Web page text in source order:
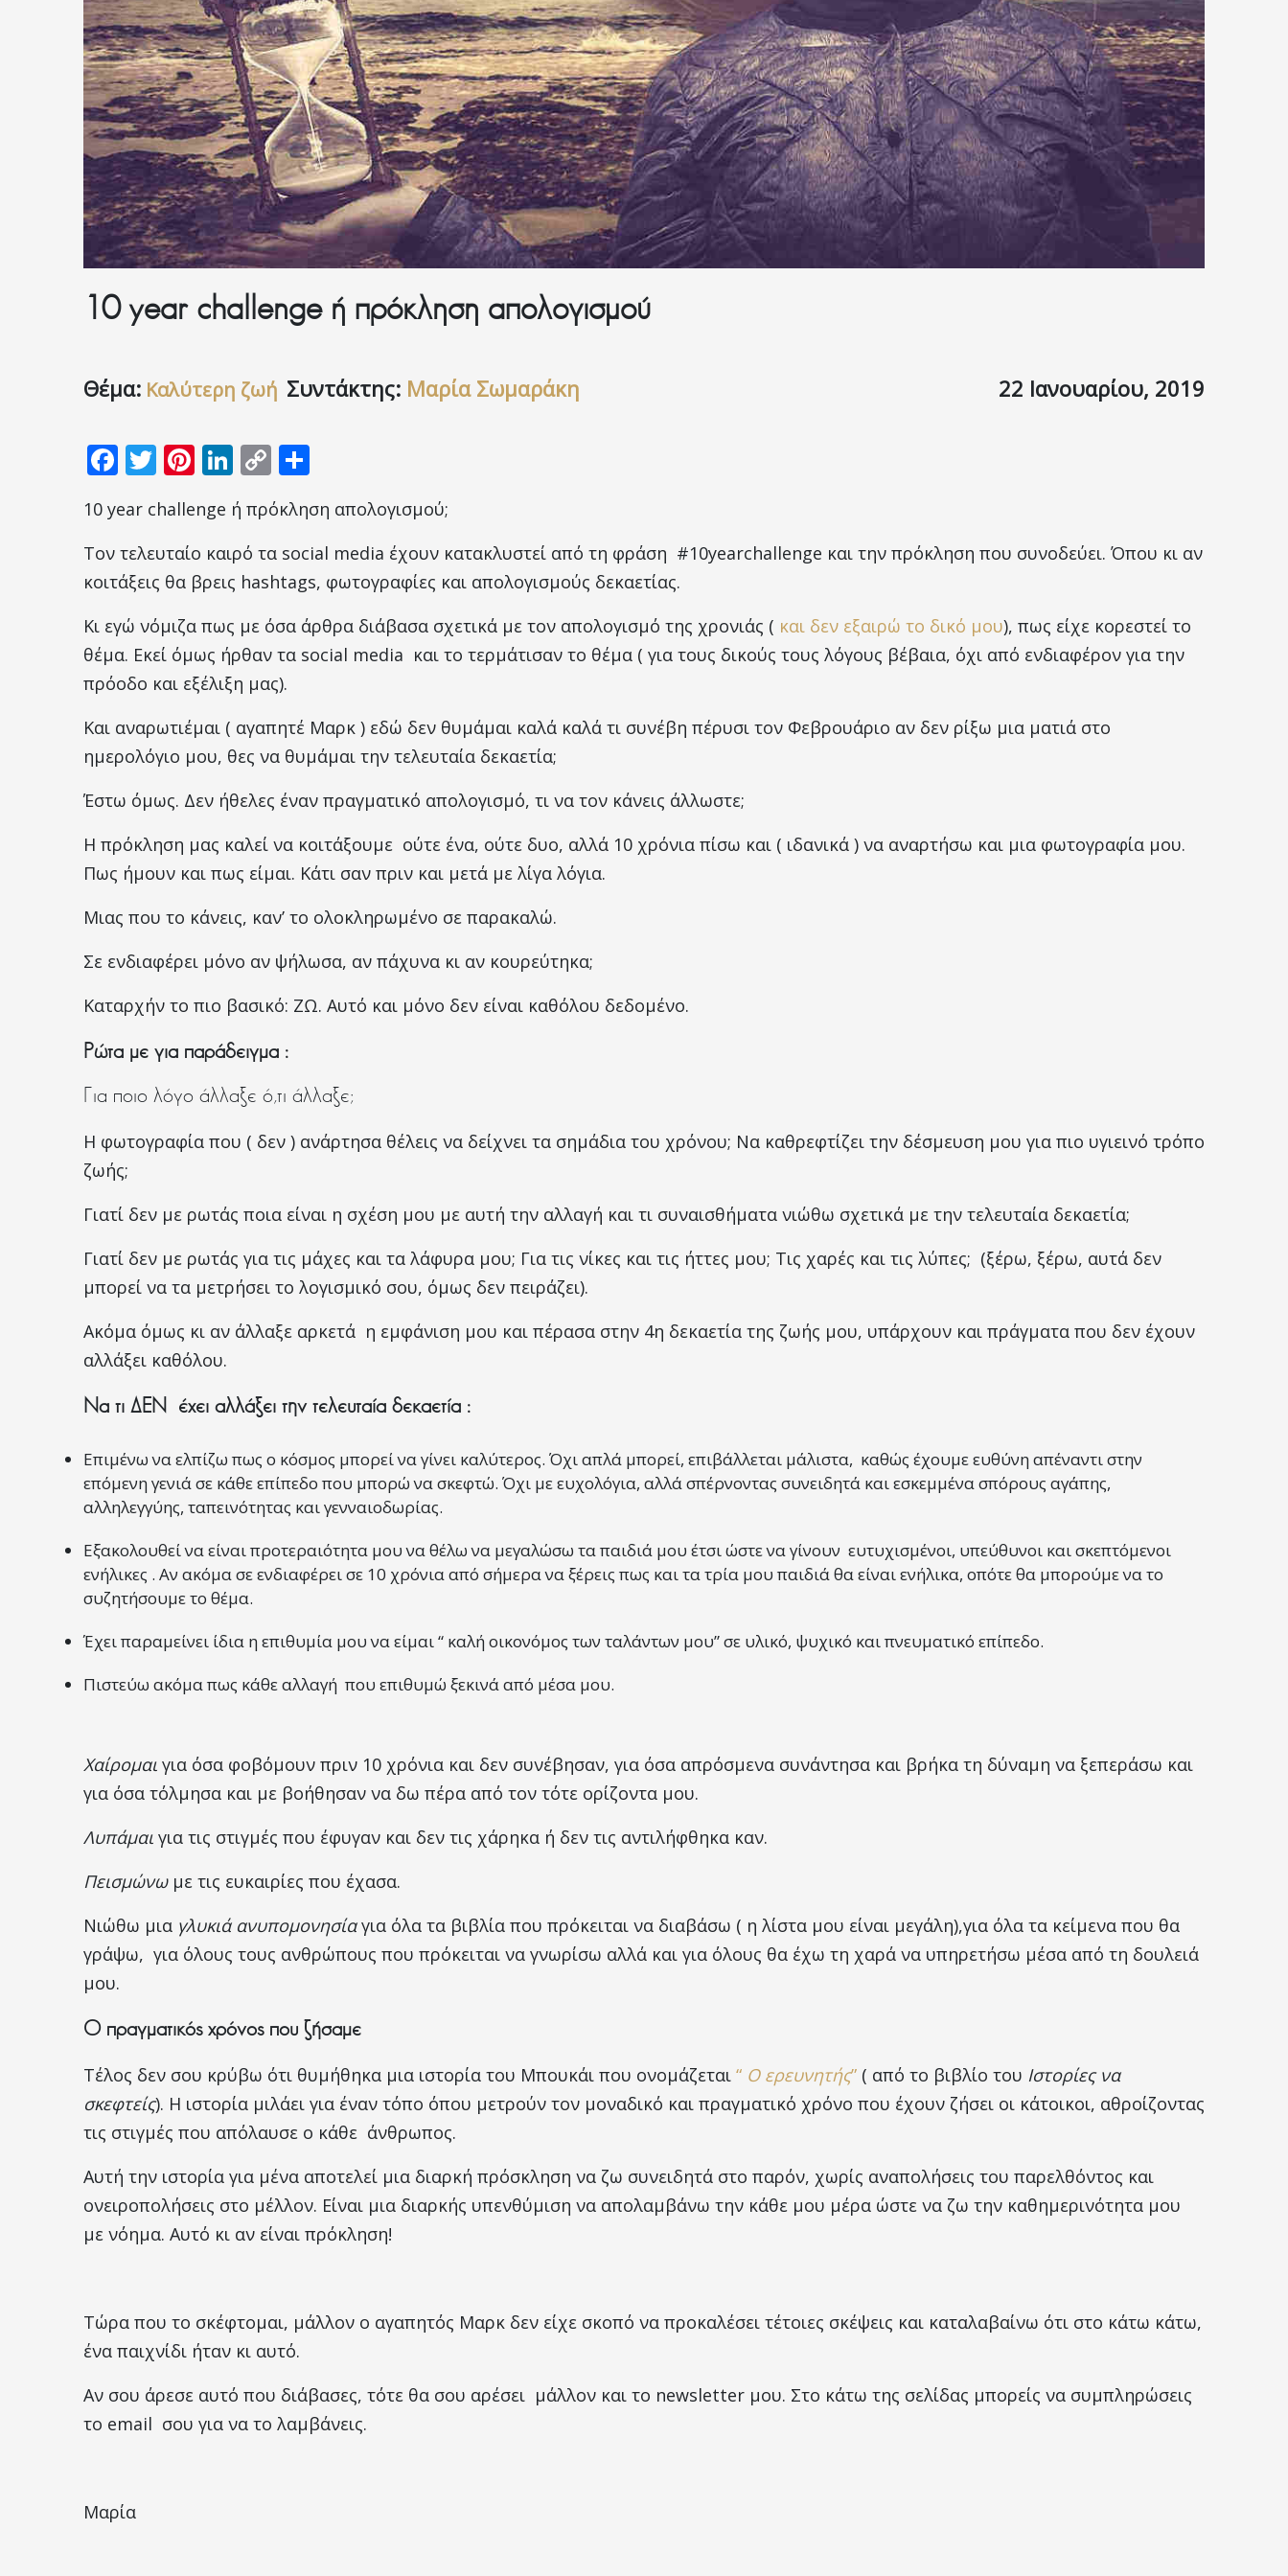
Επικοινωνία
10 year challenge ή πρόκληση απολογισμού
Θέμα: Καλύτερη ζωή Συντάκτης: Μαρία Σωμαράκη 22 Ιανουαρίου, 2019
Facebook
TwitterPinterest
LinkedIn
Copy
10 year challenge ή πρόκληση απολογισμού;
Τον τελευταίο καιρό τα social media έχουν κατακλυστεί από τη φράση #10yearchallenge και την πρόκληση που συνοδεύει. Όπου κι αν
κοιτάξεις θα βρεις hashtags, φωτογραφίες και απολογισμούς δεκαετίας.
Κι εγώ νόμιζα πως με όσα άρθρα διάβασα σχετικά με τον απολογισμό της χρονιάς ( και δεν εξαιρώ το δικό μου), πως είχε κορεστεί το
θέμα. Εκεί όμως ήρθαν τα social media και το τερμάτισαν το θέμα ( για τους δικούς τους λόγους βέβαια, όχι από ενδιαφέρον για την
πρόοδο και εξέλιξη μας).
Και αναρωτιέμαι ( αγαπητέ Μαρκ ) εδώ δεν θυμάμαι καλά καλά τι συνέβη πέρυσι τον Φεβρουάριο αν δεν ρίξω μια ματιά στο
ημερολόγιο μου, θες να θυμάμαι την τελευταία δεκαετία;
Έστω όμως. Δεν ήθελες έναν πραγματικό απολογισμό, τι να τον κάνεις άλλωστε;
Η πρόκληση μας καλεί να κοιτάξουμε ούτε ένα, ούτε δυο, αλλά 10 χρόνια πίσω και ( ιδανικά ) να αναρτήσω και μια φωτογραφία μου.
Πως ήμουν και πως είμαι. Κάτι σαν πριν και μετά με λίγα λόγια.
Μιας που το κάνεις, καν’ το ολοκληρωμένο σε παρακαλώ.
Σε ενδιαφέρει μόνο αν ψήλωσα, αν πάχυνα κι αν κουρεύτηκα;
Καταρχήν το πιο βασικό: ΖΩ. Αυτό και μόνο δεν είναι καθόλου δεδομένο.
Ρώτα με για παράδειγμα :
Για ποιο λόγο άλλαξε ό,τι άλλαξε;
Η φωτογραφία που ( δεν ) ανάρτησα θέλεις να δείχνει τα σημάδια του χρόνου; Να καθρεφτίζει την δέσμευση μου για πιο υγιεινό τρόπο
ζωής;
Γιατί δεν με ρωτάς ποια είναι η σχέση μου με αυτή την αλλαγή και τι συναισθήματα νιώθω σχετικά με την τελευταία δεκαετία;
Γιατί δεν με ρωτάς για τις μάχες και τα λάφυρα μου; Για τις νίκες και τις ήττες μου; Τις χαρές και τις λύπες; (ξέρω, ξέρω, αυτά δεν
μπορεί να τα μετρήσει το λογισμικό σου, όμως δεν πειράζει).
Ακόμα όμως κι αν άλλαξε αρκετά η εμφάνιση μου και πέρασα στην 4η δεκαετία της ζωής μου, υπάρχουν και πράγματα που δεν έχουν
αλλάξει καθόλου.
Να τι ΔΕΝ έχει αλλάξει την τελευταία δεκαετία :
Επιμένω να ελπίζω πως ο κόσμος μπορεί να γίνει καλύτερος. Όχι απλά μπορεί, επιβάλλεται μάλιστα, καθώς έχουμε ευθύνη απέναντι στην
επόμενη γενιά σε κάθε επίπεδο που μπορώ να σκεφτώ. Όχι με ευχολόγια, αλλά σπέρνοντας συνειδητά και εσκεμμένα σπόρους αγάπης,
αλληλεγγύης, ταπεινότητας και γενναιοδωρίας.
Εξακολουθεί να είναι προτεραιότητα μου να θέλω να μεγαλώσω τα παιδιά μου έτσι ώστε να γίνουν ευτυχισμένοι, υπεύθυνοι και σκεπτόμενοι
ενήλικες . Αν ακόμα σε ενδιαφέρει σε 10 χρόνια από σήμερα να ξέρεις πως και τα τρία μου παιδιά θα είναι ενήλικα, οπότε θα μπορούμε να το
συζητήσουμε το θέμα.
Έχει παραμείνει ίδια η επιθυμία μου να είμαι “ καλή οικονόμος των ταλάντων μου” σε υλικό, ψυχικό και πνευματικό επίπεδο.
Πιστεύω ακόμα πως κάθε αλλαγή που επιθυμώ ξεκινά από μέσα μου.
Χαίρομαι για όσα φοβόμουν πριν 10 χρόνια και δεν συνέβησαν, για όσα απρόσμενα συνάντησα και βρήκα τη δύναμη να ξεπεράσω και
για όσα τόλμησα και με βοήθησαν να δω πέρα από τον τότε ορίζοντα μου.
Λυπάμαι για τις στιγμές που έφυγαν και δεν τις χάρηκα ή δεν τις αντιλήφθηκα καν.
Πεισμώνωμε τις ευκαιρίες που έχασα.
Νιώθω μια γλυκιά ανυπομονησίαγια όλα τα βιβλία που πρόκειται να διαβάσω ( η λίστα μου είναι μεγάλη),για όλα τα κείμενα που θα
γράψω, για όλους τους ανθρώπους που πρόκειται να γνωρίσω αλλά και για όλους θα έχω τη χαρά να υπηρετήσω μέσα από τη δουλειά
μου.
Ο πραγματικός χρόνος που ζήσαμε
Τέλος δεν σου κρύβω ότι θυμήθηκα μια ιστορία του Μπουκάι που ονομάζεται “ Ο ερευνητής” ( από το βιβλίο του Ιστορίες να
σκεφτείς). Η ιστορία μιλάει για έναν τόπο όπου μετρούν τον μοναδικό και πραγματικό χρόνο που έχουν ζήσει οι κάτοικοι, αθροίζοντας
τις στιγμές που απόλαυσε ο κάθε άνθρωπος.
Αυτή την ιστορία για μένα αποτελεί μια διαρκή πρόσκληση να ζω συνειδητά στο παρόν, χωρίς αναπολήσεις του παρελθόντος και
ονειροπολήσεις στο μέλλον. Είναι μια διαρκής υπενθύμιση να απολαμβάνω την κάθε μου μέρα ώστε να ζω την καθημερινότητα μου
με νόημα. Αυτό κι αν είναι πρόκληση!
Τώρα που το σκέφτομαι, μάλλον ο αγαπητός Μαρκ δεν είχε σκοπό να προκαλέσει τέτοιες σκέψεις και καταλαβαίνω ότι στο κάτω κάτω,
ένα παιχνίδι ήταν κι αυτό.
Αν σου άρεσε αυτό που διάβασες, τότε θα σου αρέσει μάλλον και το newsletter μου. Στο κάτω της σελίδας μπορείς να συμπληρώσεις
το email σου για να το λαμβάνεις.
Μαρία